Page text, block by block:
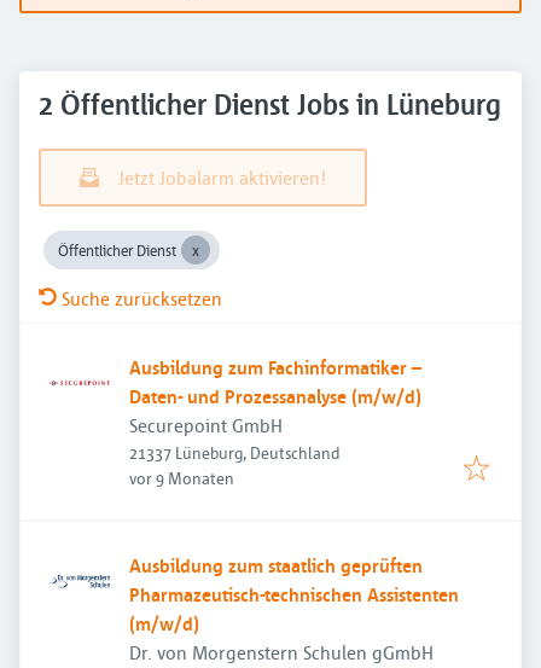
2 Öffentlicher Dienst Jobs in Lüneburg
Jetzt Jobalarm aktivieren!
Öffentlicher Dienst
Suche zurücksetzen
Ausbildung zum Fachinformatiker –
Daten- und Prozessanalyse (m/w/d)
Securepoint GmbH
21337 Lüneburg, Deutschland
Veröffentlicht:
vor 9 Monaten
Ausbildung zum staatlich geprüften
Pharmazeutisch-technischen Assistenten
(m/w/d)
Dr. von Morgenstern Schulen gGmbH